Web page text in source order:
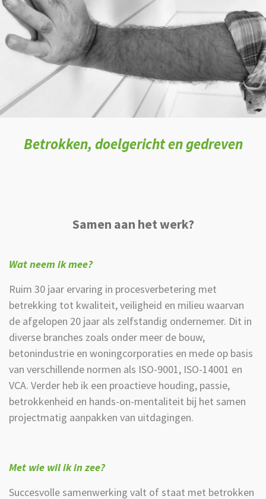
Betrokken, doelgericht en gedreven
Samen aan het werk?
Wat neem ik mee?
Ruim 30 jaar ervaring in procesverbetering met
betrekking tot kwaliteit, veiligheid en milieu waarvan
de afgelopen 20 jaar als zelfstandig ondernemer. Dit in
diverse branches zoals onder meer de bouw,
betonindustrie en woningcorporaties en mede op basis
van verschillende normen als ISO-9001, ISO-14001 en
VCA. Verder heb ik een proactieve houding, passie,
betrokkenheid en hands-on-mentaliteit bij het samen
projectmatig aanpakken van uitdagingen.
Met wie wil ik in zee?
Succesvolle samenwerking valt of staat met betrokken